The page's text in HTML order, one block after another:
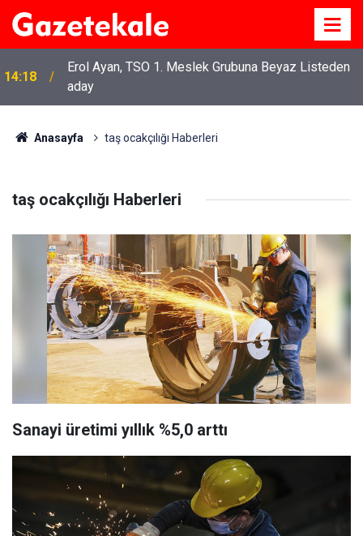
14:18
Erol Ayan, TSO 1. Meslek Grubuna Beyaz Listeden
aday
Anasayfa taş ocakçılığı Haberleri
taş ocakçılığı Haberleri
Sanayi üretimi yıllık %5,0 arttı